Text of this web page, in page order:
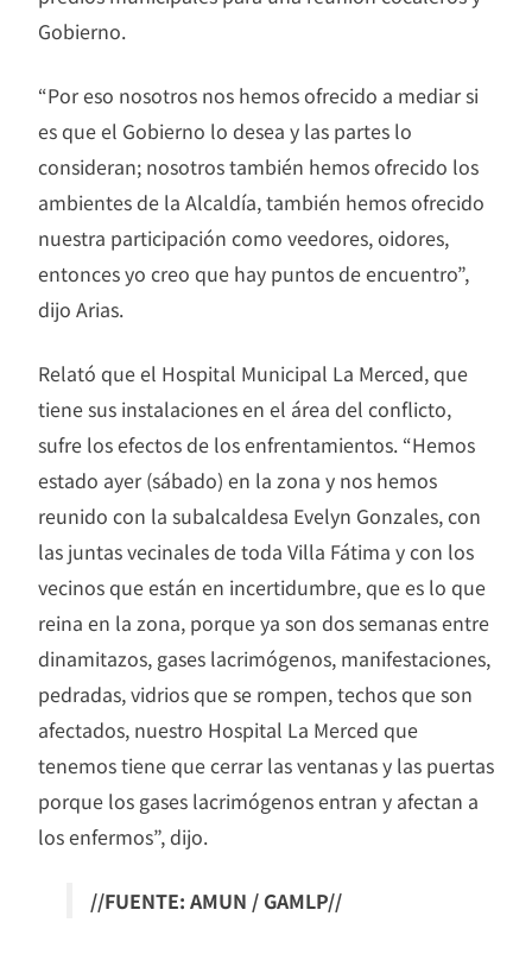
Gobierno.
“Por eso nosotros nos hemos ofrecido a mediar si
es que el Gobierno lo desea y las partes lo
consideran; nosotros también hemos ofrecido los
ambientes de la Alcaldía, también hemos ofrecido
nuestra participación como veedores, oidores,
entonces yo creo que hay puntos de encuentro”,
dijo Arias.
Relató que el Hospital Municipal La Merced, que
tiene sus instalaciones en el área del conflicto,
sufre los efectos de los enfrentamientos. “Hemos
estado ayer (sábado) en la zona y nos hemos
reunido con la subalcaldesa Evelyn Gonzales, con
las juntas vecinales de toda Villa Fátima y con los
vecinos que están en incertidumbre, que es lo que
reina en la zona, porque ya son dos semanas entre
dinamitazos, gases lacrimógenos, manifestaciones,
pedradas, vidrios que se rompen, techos que son
afectados, nuestro Hospital La Merced que
tenemos tiene que cerrar las ventanas y las puertas
porque los gases lacrimógenos entran y afectan a
los enfermos”, dijo.
//FUENTE: AMUN / GAMLP//